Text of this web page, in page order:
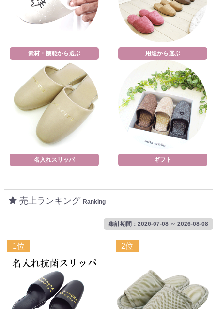
素材・機能から選ぶ 用途から選ぶ
名入れスリッパ ギフト
売上ランキング Ranking
集計期間：2026-07-08 ～ 2026-08-08
1位 2位